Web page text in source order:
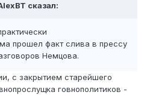
сказал:
прошел факт слива в прессу
Немцова.
с закрытием старейшего
говнополитиков -